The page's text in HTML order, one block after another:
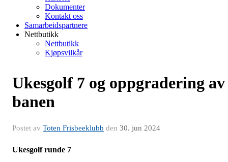
Dokumenter
Kontakt oss
Samarbeidspartnere
Nettbutikk
Nettbutikk
Kjøpsvilkår
Ukesgolf 7 og oppgradering av
banen
Postet av Toten Frisbeeklubb den 30. jun 2024
Ukesgolf runde 7